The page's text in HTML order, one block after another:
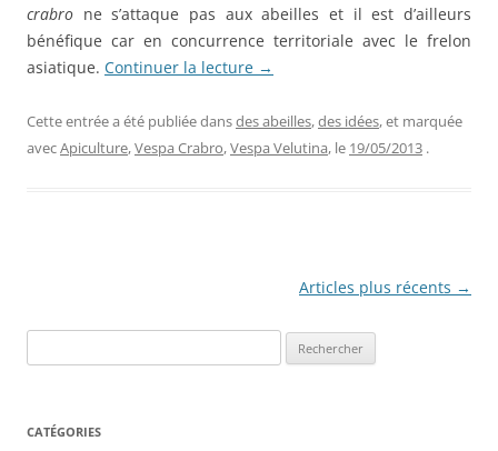
crabro ne s’attaque pas aux abeilles et il est d’ailleurs
bénéfique car en concurrence territoriale avec le frelon
asiatique. Continuer la lecture →
Cette entrée a été publiée dansdes abeilles,des idées, et marquée
avecApiculture,Vespa Crabro,Vespa Velutina, le 19/05/2013 .
Articles plus récents →
CATÉGORIES